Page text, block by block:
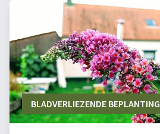
BLADVERLIEZENDE BEPLANTING